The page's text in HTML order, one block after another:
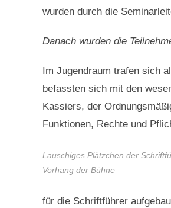
wurden durch die
Danach wurden die
Im Jugendraum trafen sich
befassten sich mit den
Kassiers, der
Funktionen, Rechte und
Lauschiges Plätzchen der
Vorhang der Bühne
für die Schriftführer